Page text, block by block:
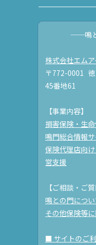
──鳴
株式会社エム
〒772-0001
45番地61
【事業内容】
損害保険・生
鳴門総合情報
保険代理店向
営支援
【ご相談・ご質
鳴との門につい
その他保険等
■ サイトのご